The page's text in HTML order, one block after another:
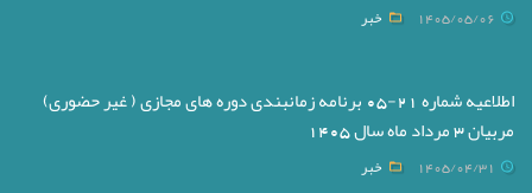
1405/05/06 خبر
اطلاعیه شماره 21-05 برنامه زمانبندی دوره های مجازی ( غیر حضوری)
مربیان 3 مرداد ماه سال 1405
1405/04/31 خبر